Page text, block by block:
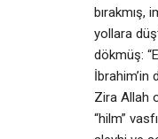
bırakmış,
yollara
dökmüş:
İbrahim’in
Zira Allah
“hilm”